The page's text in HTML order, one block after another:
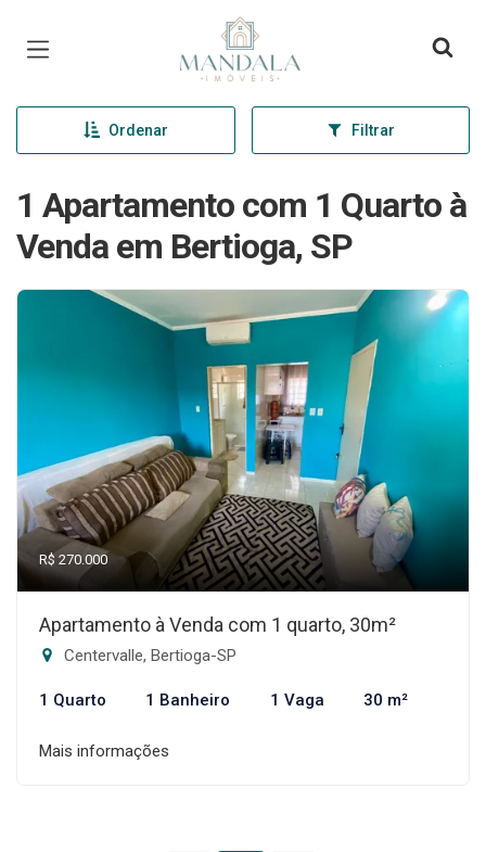
Página inicial
Ordenar Filtrar
1 Apartamento com 1 Quarto à
Venda em Bertioga, SP
R$ 270.000
Apartamento à Venda com 1 quarto, 30m²
Centervalle, Bertioga-SP
1 Quarto 1 Banheiro 1 Vaga 30 m²
Mais informações